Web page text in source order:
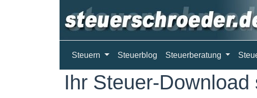
Steuern Steuerblog Steuerberatung
Ihr Steuer-Download